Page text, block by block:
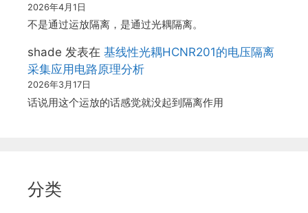
2026年4月1日
不是通过运放隔离，是通过光耦隔离。
shade 发表在 基线性光耦HCNR201的电压隔离
采集应用电路原理分析
2026年3月17日
话说用这个运放的话感觉就没起到隔离作用
分类